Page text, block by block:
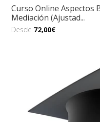
Curso Online Aspectos
Mediación (Ajustad...
Desde 72,00€